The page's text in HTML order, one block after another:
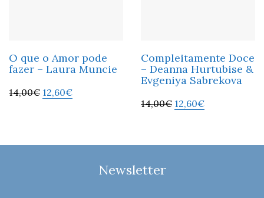
O que o Amor pode
fazer – Laura Muncie
14,00€ 12,60€
Compleitamente Doce
– Deanna Hurtubise &
Evgeniya Sabrekova
14,00€ 12,60€
Newsletter